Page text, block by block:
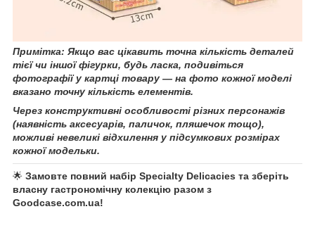
Примітка: Якщо вас цікавить точна кількість деталей
тієї чи іншої фігурки, будь ласка, подивіться
фотографії у картці товару — на фото кожної моделі
вказано точну кількість елементів.
Через конструктивні особливості різних персонажів
(наявність аксесуарів, паличок, пляшечок тощо),
можливі невеликі відхилення у підсумкових розмірах
кожної модельки.
🌟 Замовте повний набір Specialty Delicacies та зберіть
власну гастрономічну колекцію разом з
Goodcase.com.ua!